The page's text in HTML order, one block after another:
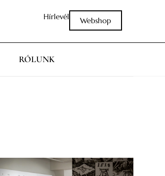
Hírlevél Webshop
RÓLUNK